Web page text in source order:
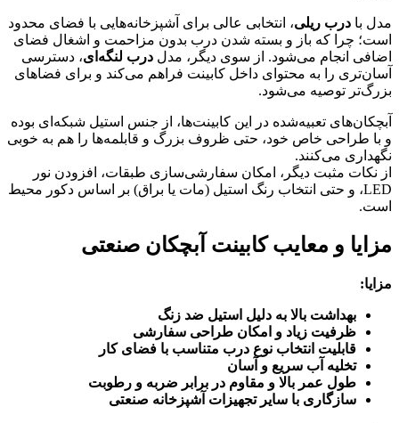
مدل با درب ریلی، انتخابی عالی برای آشپزخانه‌هایی با فضای محدود
است؛ چرا که باز و بسته شدن درب بدون مزاحمت و اشغال فضای
اضافی انجام می‌شود. از سوی دیگر، مدل درب لنگه‌ای، دسترسی
آسان‌تری را به محتوای داخل کابینت فراهم می‌کند و برای فضاهای
بزرگ‌تر توصیه می‌شود.
آبچکان‌های تعبیه‌شده در این کابینت‌ها، از جنس استیل شبکه‌ای بوده
و با طراحی خاص خود، حتی ظروف بزرگ و قابلمه‌ها را هم به خوبی
نگهداری می‌کنند.
از نکات مثبت دیگر، امکان سفارشی‌سازی طبقات، افزودن نور
LED، و حتی انتخاب رنگ استیل (مات یا براق) بر اساس دکور محیط
است.
مزایا و معایب کابینت آبچکان صنعتی
مزایا:
بهداشت بالا به دلیل استیل ضد زنگ
ظرفیت زیاد و امکان طراحی سفارشی
قابلیت انتخاب نوع درب متناسب با فضای کار
تخلیه آب سریع و آسان
طول عمر بالا و مقاوم در برابر ضربه و رطوبت
سازگاری با سایر تجهیزات آشپزخانه صنعتی